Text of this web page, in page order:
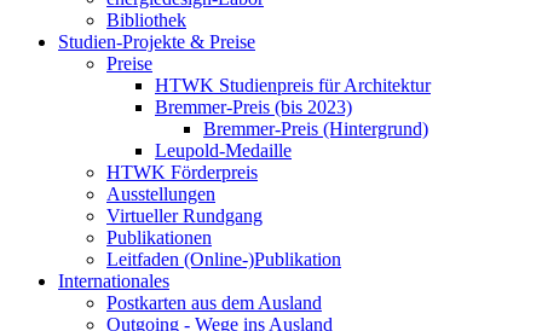
Bibliothek
Studien-Projekte & Preise
Preise
HTWK Studienpreis für Architektur
Bremmer-Preis (bis 2023)
Bremmer-Preis (Hintergrund)
Leupold-Medaille
HTWK Förderpreis
Ausstellungen
Virtueller Rundgang
Publikationen
Leitfaden (Online-)Publikation
Internationales
Postkarten aus dem Ausland
Outgoing - Wege ins Ausland